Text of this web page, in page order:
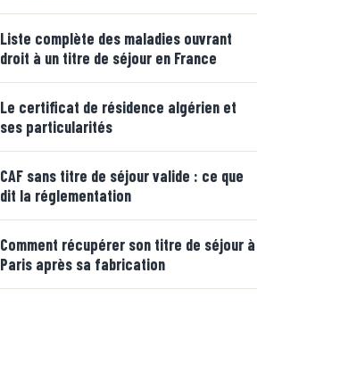
Liste complète des maladies ouvrant
droit à un titre de séjour en France
Le certificat de résidence algérien et
ses particularités
CAF sans titre de séjour valide : ce que
dit la réglementation
Comment récupérer son titre de séjour à
Paris après sa fabrication